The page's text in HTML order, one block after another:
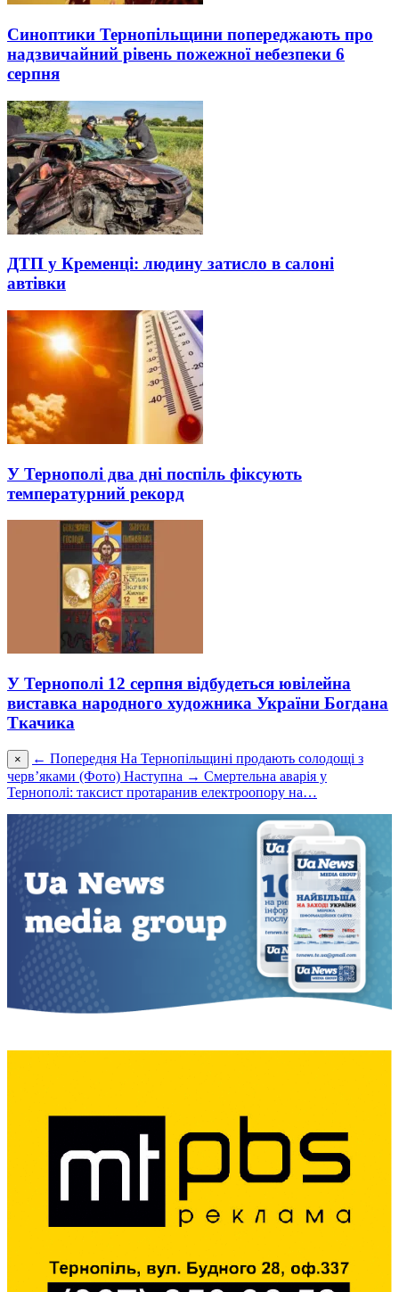
Синоптики Тернопільщини попереджають про
надзвичайний рівень пожежної небезпеки 6
серпня
ДТП у Кременці: людину затисло в салоні
автівки
У Тернополі два дні поспіль фіксують
температурний рекорд
У Тернополі 12 серпня відбудеться ювілейна
виставка народного художника України Богдана
Ткачика
× ← Попередня На Тернопільщині продають солодощі з
черв’яками (Фото) Наступна → Смертельна аварія у
Тернополі: таксист протаранив електроопору на…